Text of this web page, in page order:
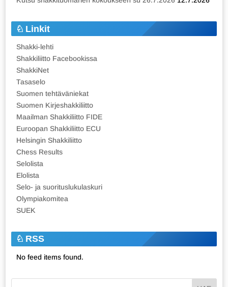
Linkit
Shakki-lehti
Shakkiliitto Facebookissa
ShakkiNet
Tasaselo
Suomen tehtäväniekat
Suomen Kirjeshakkiliitto
Maailman Shakkiliitto FIDE
Euroopan Shakkiliitto ECU
Helsingin Shakkiliitto
Chess Results
Selolista
Elolista
Selo- ja suorituslukulaskuri
Olympiakomitea
SUEK
RSS
No feed items found.